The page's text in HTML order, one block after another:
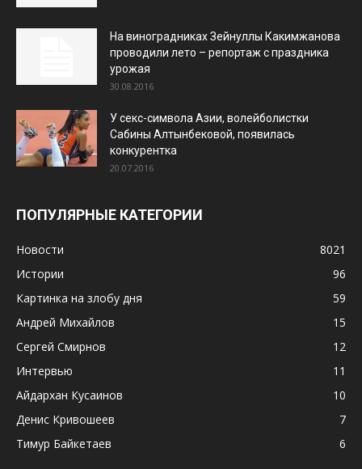
На виноградниках Зейнуллы Какимжанова
проводили лето – репортаж с праздника
урожая
30.08.2016
У секс-символа Азии, волейболистки
Сабины Алтынбековой, появилась
конкурентка
20.07.2016
ПОПУЛЯРНЫЕ КАТЕГОРИИ
Новости
8021
Истории
96
Картинка на злобу дня
59
Андрей Михайлов
15
Сергей Смирнов
12
Интервью
11
Айдархан Кусаинов
10
Денис Кривошеев
7
Тимур Байкетаев
6